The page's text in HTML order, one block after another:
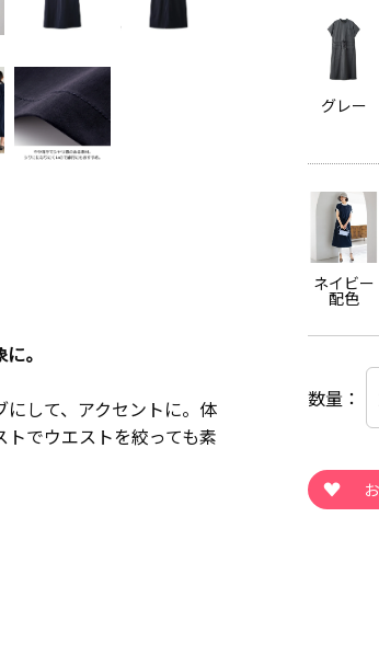
。
して、アクセントに。体
でウエストを絞っても素
グレー
ネイビー
配色
数量